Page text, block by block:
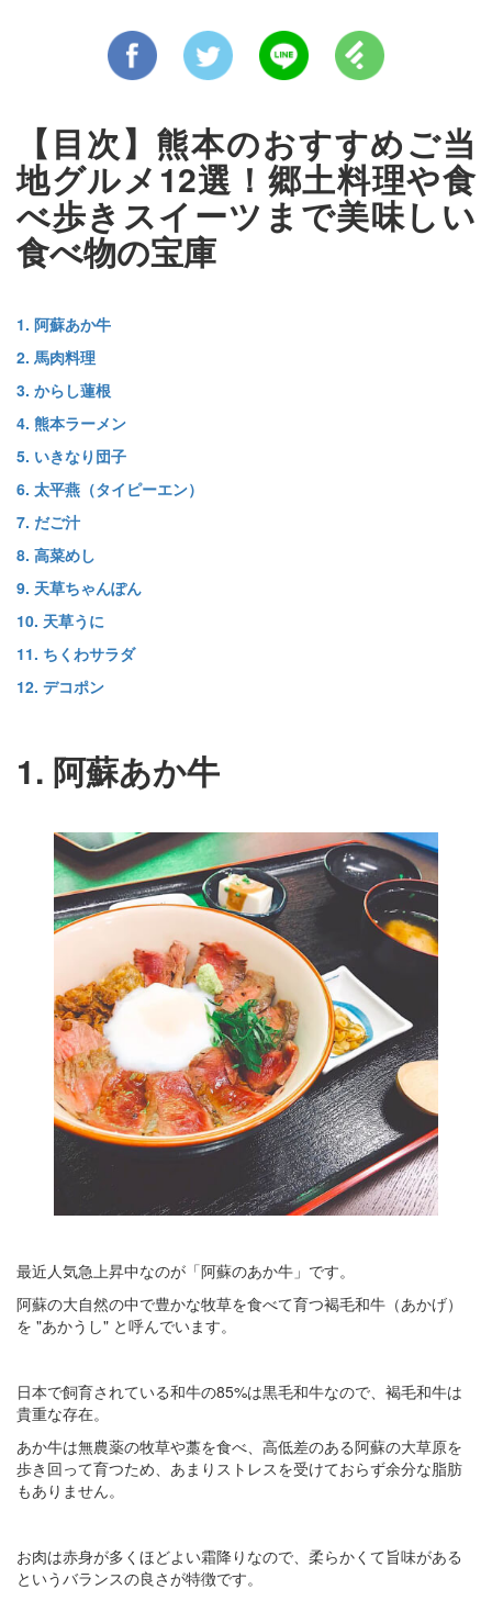
【目次】熊本のおすすめご当
地グルメ12選！郷土料理や食
べ歩きスイーツまで美味しい
食べ物の宝庫
1. 阿蘇あか牛
2. 馬肉料理
3. からし蓮根
4. 熊本ラーメン
5. いきなり団子
6. 太平燕（タイピーエン）
7. だご汁
8. 高菜めし
9. 天草ちゃんぽん
10. 天草うに
11. ちくわサラダ
12. デコポン
1. 阿蘇あか牛
最近人気急上昇中なのが「阿蘇のあか牛」です。
阿蘇の大自然の中で豊かな牧草を食べて育つ褐毛和牛（あかげ）
を "あかうし" と呼んでいます。
日本で飼育されている和牛の85%は黒毛和牛なので、褐毛和牛は
貴重な存在。
あか牛は無農薬の牧草や藁を食べ、高低差のある阿蘇の大草原を
歩き回って育つため、あまりストレスを受けておらず余分な脂肪
もありません。
お肉は赤身が多くほどよい霜降りなので、柔らかくて旨味がある
というバランスの良さが特徴です。